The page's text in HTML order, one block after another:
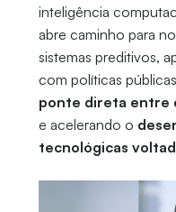
inteligência
abre caminho para
sistemas preditivos,
com políticas
ponte direta entre
e acelerando o
tecnológicas